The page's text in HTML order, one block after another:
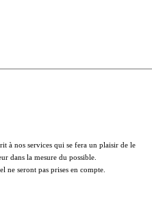
à nos services qui se fera un plaisir de le
dans la mesure du possible.
ne seront pas prises en compte.